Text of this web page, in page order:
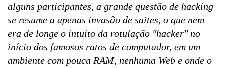
alguns participantes, a grande questão de hacking
se resume a apenas invasão de saites, o que nem
era de longe o intuito da rotulação "hacker" no
início dos famosos ratos de computador, em um
ambiente com pouca RAM, nenhuma Web e onde o